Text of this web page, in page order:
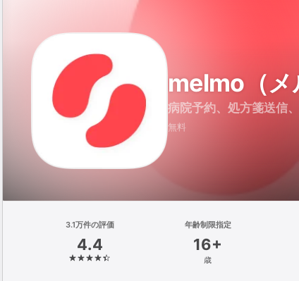
melmo（メ
病院予約、処方箋送信
無料
3.1万件の評価
4.4
年齢制限指定
16+
歳